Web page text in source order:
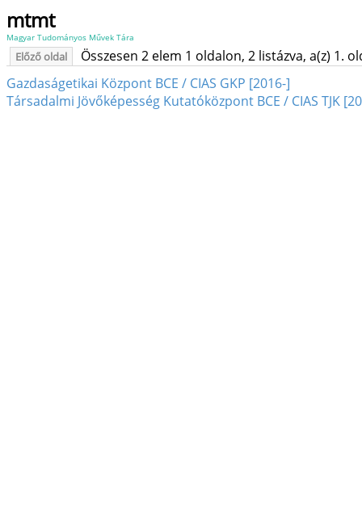
mtmt
Magyar Tudományos Művek Tára
Előző oldal
Összesen 2 elem 1 oldalon, 2 listázva, a(z) 1.
Gazdaságetikai Központ BCE / CIAS GKP [2016-]
Társadalmi Jövőképesség Kutatóközpont BCE / CIAS TJK